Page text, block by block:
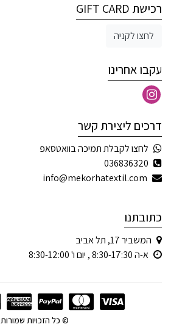
רכישת GIFT CARD
לחצו לקניה
עקבו אחרינו
דרכים ליצירת קשר
לחצו לקבלת תמיכה בוואטסאפ
036836320
info@mekorhatextil.com
כתובתנו
המשביר 17, תל אביב
א-ה 8:30-17:30 , יום ו' 8:30-12:00
© כל הזכויות שמורות